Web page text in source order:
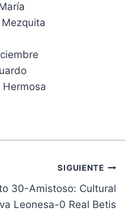
SIGUIENTE
30-Amistoso: Cultural
Leonesa-0 Real Betis